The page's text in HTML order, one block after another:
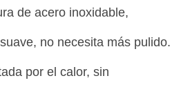
de acero inoxidable,
no necesita más pulido.
por el calor, sin